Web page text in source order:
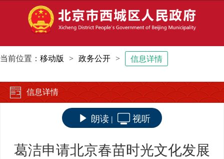
当前位置： 移动版 > 政务公开 > 信息详情
信息详情
朗读 | 视听
葛洁申请北京春苗时光文化发展